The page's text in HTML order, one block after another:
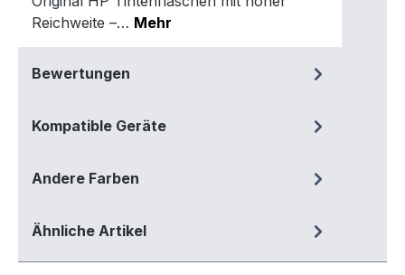
Reichweite –… Mehr
Bewertungen
Kompatible Geräte
Andere Farben
Ähnliche Artikel